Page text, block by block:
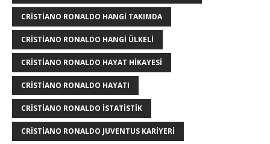
CRISTIANO RONALDO HANGI TAKIMDA
CRISTIANO RONALDO HANGI ÜLKELI
CRISTIANO RONALDO HAYAT HIKAYESI
CRISTIANO RONALDO HAYATI
CRISTIANO RONALDO ISTATISTIK
CRISTIANO RONALDO JUVENTUS KARIYERI